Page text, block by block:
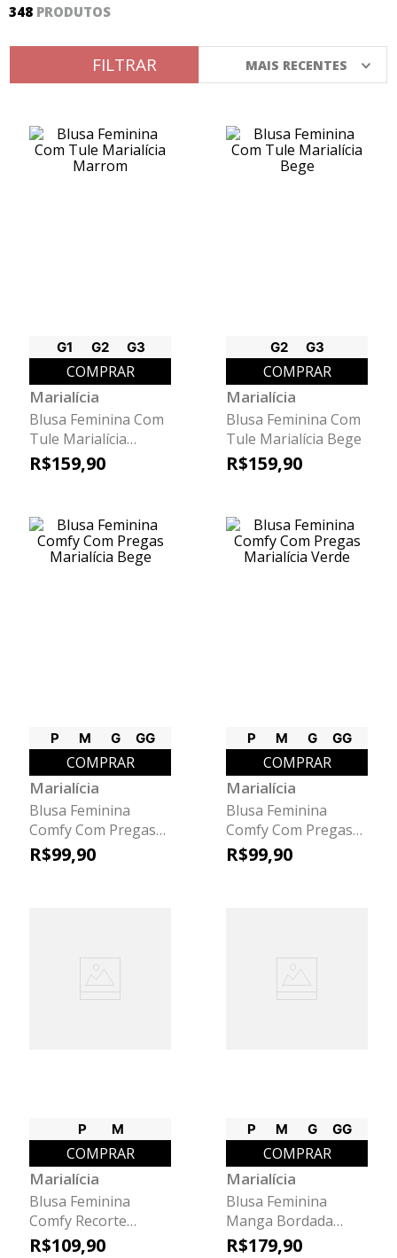
348 PRODUTOS
FILTRAR MAIS RECENTES
G1 G2 G3
COMPRAR
Marialícia
Blusa Feminina Com
Tule Marialícia
Marrom
R$159,90
G2 G3
COMPRAR
Marialícia
Blusa Feminina Com
Tule Marialícia Bege
R$159,90
P M G GG
COMPRAR
Marialícia
Blusa Feminina
Comfy Com Pregas
Marialícia Bege
R$99,90
P M G GG
COMPRAR
Marialícia
Blusa Feminina
Comfy Com Pregas
Marialícia Verde
R$99,90
P M
COMPRAR
Marialícia
Blusa Feminina
Comfy Recorte
Marialícia Verde
R$109,90
P M G GG
COMPRAR
Marialícia
Blusa Feminina
Manga Bordada
Marialícia Marrom
R$179,90
8º
calça
9º
vestidos
colorittá